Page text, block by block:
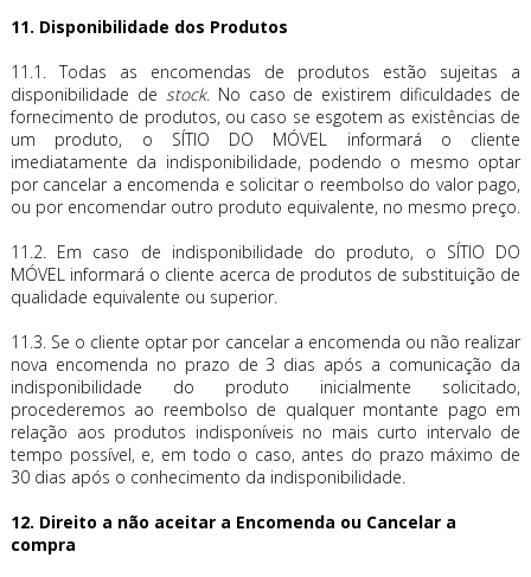
11. Disponibilidade dos Produtos
11.1. Todas as encomendas de produtos estão sujeitas a
disponibilidade de stock. No caso de existirem dificuldades de
fornecimento de produtos, ou caso se esgotem as existências de
um produto, o SÍTIO DO MÓVEL informará o cliente
imediatamente da indisponibilidade, podendo o mesmo optar
por cancelar a encomenda e solicitar o reembolso do valor pago,
ou por encomendar outro produto equivalente, no mesmo preço.
11.2. Em caso de indisponibilidade do produto, o SÍTIO DO
MÓVEL informará o cliente acerca de produtos de substituição de
qualidade equivalente ou superior.
11.3. Se o cliente optar por cancelar a encomenda ou não realizar
nova encomenda no prazo de 3 dias após a comunicação da
indisponibilidade do produto inicialmente solicitado,
procederemos ao reembolso de qualquer montante pago em
relação aos produtos indisponíveis no mais curto intervalo de
tempo possível, e, em todo o caso, antes do prazo máximo de
30 dias após o conhecimento da indisponibilidade.
12. Direito a não aceitar a Encomenda ou Cancelar a
compra